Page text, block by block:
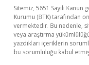
Sitemiz, 5651 Sayılı
Kurumu (BTK) tarafından
vermektedir. Bu nedenle,
veya araştırma
yazdıkları içeriklerin
bu sorumluluğu kabul etmiş